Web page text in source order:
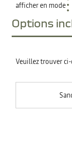
afficher en mode
Options
Veuillez trouver